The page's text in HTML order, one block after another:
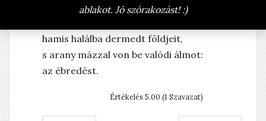
ablakot. Jó szórakozást! :)
Életre csókolja a Nap
hamis halálba dermedt földjeit,
s arany mázzal von be valódi álmot:
az ébredést.
Értékelés 5.00 (1 Szavazat)